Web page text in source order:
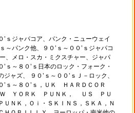
ｓジャパコア、パンク・ニューウェイ
～パンク他、９０’ｓ～００’ｓジャパコ
、メロ・スカ・ミクスチャー、ジャパ
ｓ～８０’ｓ日本のロック・フォーク・
ャズ、 ９０’ｓ～００’ｓＪ－ロック、
ｓ～８０’ｓ，ＵＫ ＨＡＲＤＣＯＲ
Ｗ ＹＯＲＫ ＰＵＮＫ， ＵＳ ＰＵ
ＮＫ，Ｏｉ・ＳＫＩＮＳ，ＳＫＡ，Ｎ